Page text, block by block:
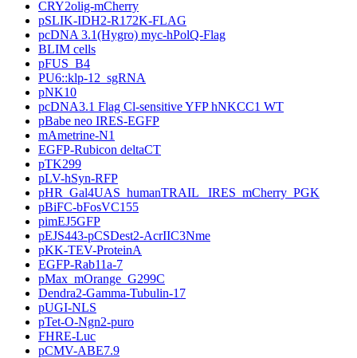
CRY2olig-mCherry
pSLIK-IDH2-R172K-FLAG
pcDNA 3.1(Hygro) myc-hPolQ-Flag
BLIM cells
pFUS_B4
PU6::klp-12_sgRNA
pNK10
pcDNA3.1 Flag Cl-sensitive YFP hNKCC1 WT
pBabe neo IRES-EGFP
mAmetrine-N1
EGFP-Rubicon deltaCT
pTK299
pLV-hSyn-RFP
pHR_Gal4UAS_humanTRAIL _IRES_mCherry_PGK
pBiFC-bFosVC155
pimEJ5GFP
pEJS443-pCSDest2-AcrIIC3Nme
pKK-TEV-ProteinA
EGFP-Rab11a-7
pMax_mOrange_G299C
Dendra2-Gamma-Tubulin-17
pUGI-NLS
pTet-O-Ngn2-puro
FHRE-Luc
pCMV-ABE7.9